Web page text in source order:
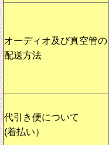
オーディオ及び真空管の
配送方法
代引き便について
(着払い）